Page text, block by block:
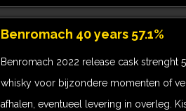
Benromach 40 years 57.1%
Benromach 2022 release cask strenght
whisky voor bijzondere momenten of
afhalen, eventueel levering in overleg.